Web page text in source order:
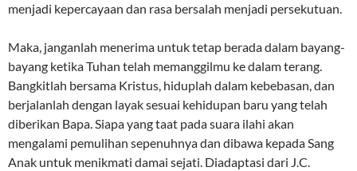
menjadi kepercayaan dan rasa bersalah menjadi persekutuan.
Maka, janganlah menerima untuk tetap berada dalam bayang-
bayang ketika Tuhan telah memanggilmu ke dalam terang.
Bangkitlah bersama Kristus, hiduplah dalam kebebasan, dan
berjalanlah dengan layak sesuai kehidupan baru yang telah
diberikan Bapa. Siapa yang taat pada suara ilahi akan
mengalami pemulihan sepenuhnya dan dibawa kepada Sang
Anak untuk menikmati damai sejati. Diadaptasi dari J.C.